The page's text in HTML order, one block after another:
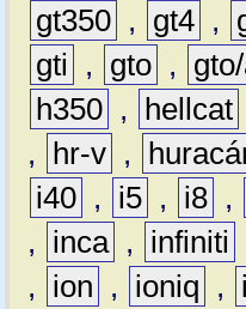
gt350 , gt4 ,
gti
, gto ,
h350 , hellcat
,
hr-v ,
i40 , i5 , i8 ,
,
inca , infiniti
,
ion , ioniq ,